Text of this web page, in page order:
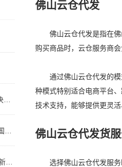
佛山云仓代发
佛山云仓代发是指在
购买商品时，云仓服务商
通过佛山云仓代发的
种模式特别适合电商平台
技术支持，能够提供更灵
佛山云仓代发货
选择佛山云仓代发服